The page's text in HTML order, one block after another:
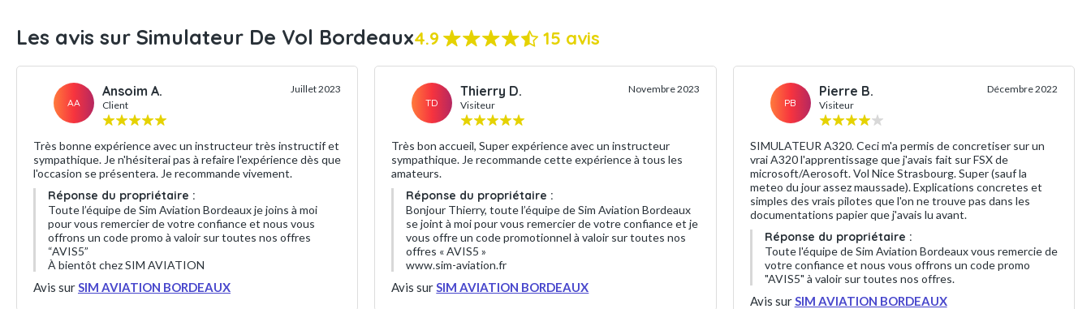
Les avis sur Simulateur De Vol Bordeaux4.9 15 avis
AA
Ansoim A.
Client
Juillet 2023
Très bonne expérience avec un instructeur très instructif et
sympathique. Je n'hésiterai pas à refaire l'expérience dès que
l'occasion se présentera. Je recommande vivement.
Réponse du propriétaire :
Toute l’équipe de Sim Aviation Bordeaux je joins à moi
pour vous remercier de votre confiance et nous vous
offrons un code promo à valoir sur toutes nos offres
“AVIS5”
À bientôt chez SIM AVIATION
Avis surSIM AVIATION BORDEAUX
TD
Thierry D.
Visiteur
Novembre 2023
Très bon accueil, Super expérience avec un instructeur
sympathique. Je recommande cette expérience à tous les
amateurs.
Réponse du propriétaire :
Bonjour Thierry, toute l’équipe de Sim Aviation Bordeaux
se joint à moi pour vous remercier de votre confiance et je
vous offre un code promotionnel à valoir sur toutes nos
offres « AVIS5 »
www.sim-aviation.fr
Avis surSIM AVIATION BORDEAUX
PB
Pierre B.
Visiteur
Décembre 2022
SIMULATEUR A320. Ceci m'a permis de concretiser sur un
vrai A320 l'apprentissage que j'avais fait sur FSX de
microsoft/Aerosoft. Vol Nice Strasbourg. Super (sauf la
meteo du jour assez maussade). Explications concretes et
simples des vrais pilotes que l'on ne trouve pas dans les
documentations papier que j'avais lu avant.
Réponse du propriétaire :
Toute l'équipe de Sim Aviation Bordeaux vous remercie de
votre confiance et nous vous offrons un code promo
"AVIS5" à valoir sur toutes nos offres.
Avis surSIM AVIATION BORDEAUX